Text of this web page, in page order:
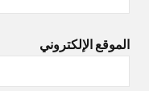
الموقع الإلكتروني